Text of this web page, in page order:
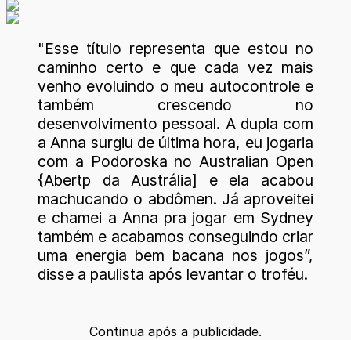
"Esse título representa que estou no
caminho certo e que cada vez mais
venho evoluindo o meu autocontrole e
também crescendo no
desenvolvimento pessoal. A dupla com
a Anna surgiu de última hora, eu jogaria
com a Podoroska no Australian Open
{Abertp da Austrália] e ela acabou
machucando o abdômen. Já aproveitei
e chamei a Anna pra jogar em Sydney
também e acabamos conseguindo criar
uma energia bem bacana nos jogos”,
disse a paulista após levantar o troféu.
Continua após a publicidade.